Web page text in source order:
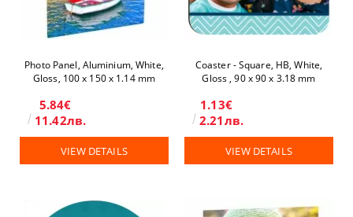
Photo Panel, Aluminium, White,
Gloss, 100 x 150 х 1.14 mm
5.84€
11.42лв.
VIEW DETAILS
Coaster - Square, HB, White,
Gloss , 90 x 90 x 3.18 mm
1.13€
2.21лв.
VIEW DETAILS